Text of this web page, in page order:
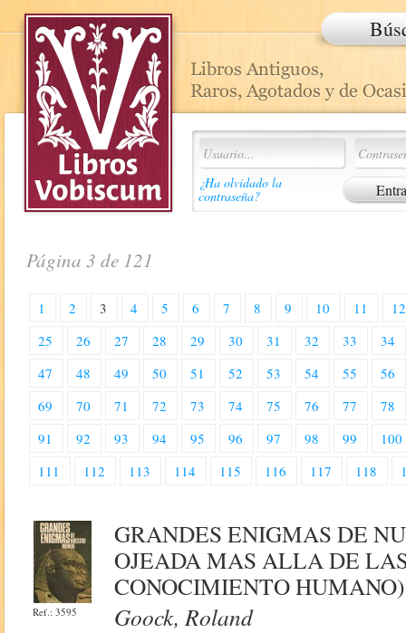
¿Ha olvidado la
contraseña?
Página 3 de 121
1 2 3 4 5 6 7 8 9 10 11
12
25
26 27 28 29 30 31 32 33
34
47
48 49 50 51 52 53 54 55
56
69
70 71 72 73 74 75 76 77
78
91
92 93 94 95 96 97 98 99
100
111
112 113 114 115 116 117 118
Ref.: 3595
GRANDES ENIGMAS DE
OJEADA MAS ALLA DE
CONOCIMIENTO HUMANO)
Goock, Roland